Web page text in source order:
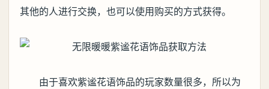
其他的人进行交换，也可以使用购买的方式获得。
由于喜欢紫谧花语饰品的玩家数量很多，所以为